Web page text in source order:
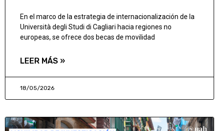
En el marco de la estrategia de internacionalización de la
Università degli Studi di Cagliari hacia regiones no
europeas, se ofrece dos becas de movilidad
LEER MÁS »
18/05/2026